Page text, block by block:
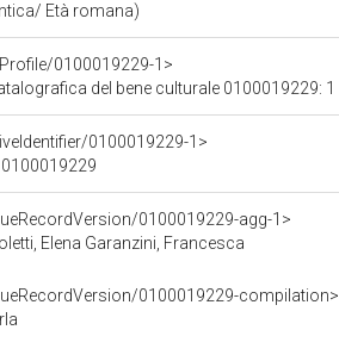
Età romana)
0100019229-1>
del bene culturale 0100019229: 1
0100019229-1>
0100019229-agg-1>
Elena Garanzini, Francesca
0100019229-compilation>